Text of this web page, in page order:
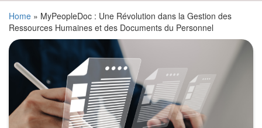
Home » MyPeopleDoc : Une Révolution dans la Gestion des
Ressources Humaines et des Documents du Personnel